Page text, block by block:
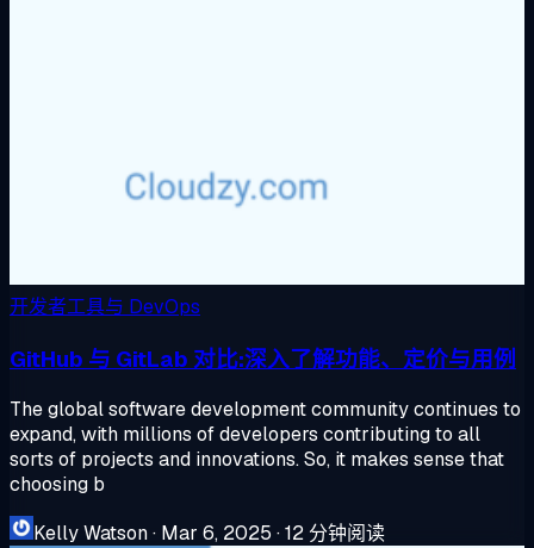
开发者工具与 DevOps
GitHub 与 GitLab 对比:深入了解功能、定价与用例
The global software development community continues to
expand, with millions of developers contributing to all
sorts of projects and innovations. So, it makes sense that
choosing b
Kelly Watson· Mar 6, 2025 ·12 分钟阅读